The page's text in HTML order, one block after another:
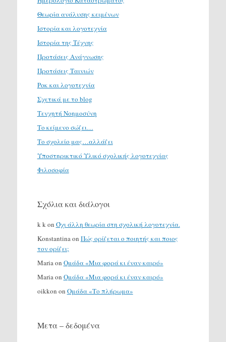
Θεωρία ανάλυσης κειμένων
Ιστορία και λογοτεχνία
Ιστορία της Τέχνης
Προτάσεις Ανάγνωσης
Προτάσεις Ταινιών
Ροκ και λογοτεχνία
Σχετικά με το blog
Τενχητή Νοημοσύνη
Το κείμενο σώζει…
Το σχολείο μας…αλλάζει
Υποστηρικτικό Υλικό σχολικής λογοτεχνίας
Φιλοσοφία
Σχόλια και διάλογοι
k k on Όχι άλλη θεωρία στη σχολική λογοτεχνία.
Konstantina on Πώς ορίζεται ο ποιητής και ποιος
τον ορίζει;
Maria on Ομάδα «Μια φορά κι έναν καιρό»
Maria on Ομάδα «Μια φορά κι έναν καιρό»
oikkon on Ομάδα «Το πλήρωμα»
Μετα – δεδομένα